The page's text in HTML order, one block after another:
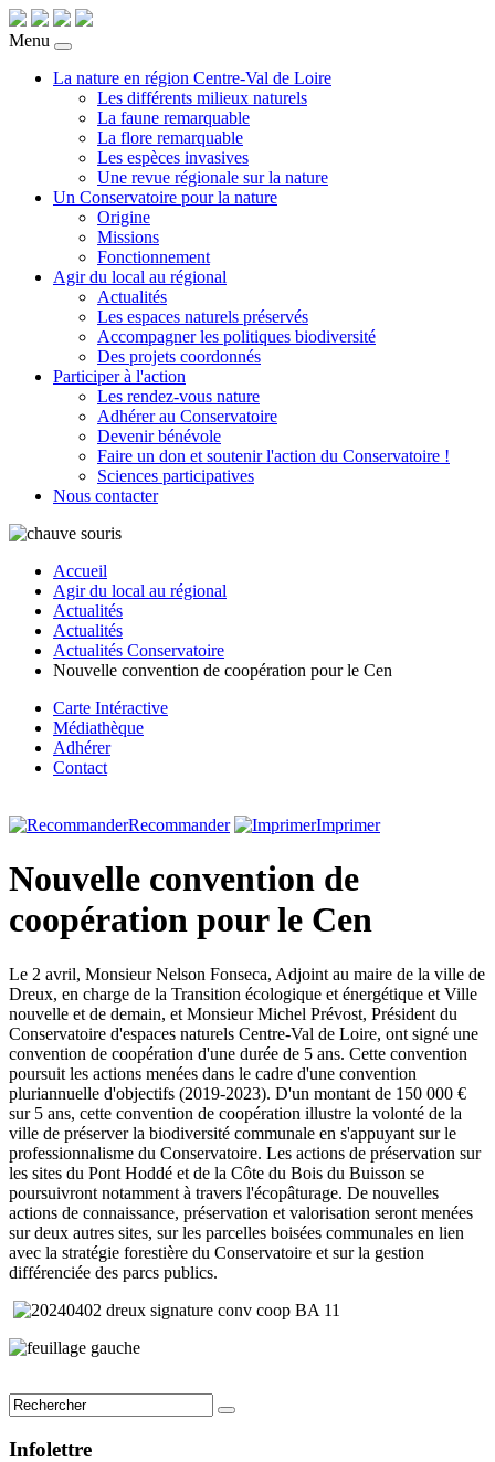
Menu
La nature en région Centre-Val de Loire
Les différents milieux naturels
La faune remarquable
La flore remarquable
Les espèces invasives
Une revue régionale sur la nature
Un Conservatoire pour la nature
Origine
Missions
Fonctionnement
Agir du local au régional
Actualités
Les espaces naturels préservés
Accompagner les politiques biodiversité
Des projets coordonnés
Participer à l'action
Les rendez-vous nature
Adhérer au Conservatoire
Devenir bénévole
Faire un don et soutenir l'action du Conservatoire !
Sciences participatives
Nous contacter
Accueil
Agir du local au régional
Actualités
Actualités
Actualités Conservatoire
Nouvelle convention de coopération pour le Cen
Carte Intéractive
Médiathèque
Adhérer
Contact
Recommander Imprimer
Nouvelle convention de
coopération pour le Cen
Le 2 avril, Monsieur Nelson Fonseca, Adjoint au maire de la ville de
Dreux, en charge de la Transition écologique et énergétique et Ville
nouvelle et de demain, et Monsieur Michel Prévost, Président du
Conservatoire d'espaces naturels Centre-Val de Loire, ont signé une
convention de coopération d'une durée de 5 ans. Cette convention
poursuit les actions menées dans le cadre d'une convention
pluriannuelle d'objectifs (2019-2023). D'un montant de 150 000 €
sur 5 ans, cette convention de coopération illustre la volonté de la
ville de préserver la biodiversité communale en s'appuyant sur le
professionnalisme du Conservatoire. Les actions de préservation sur
les sites du Pont Hoddé et de la Côte du Bois du Buisson se
poursuivront notamment à travers l'écopâturage. De nouvelles
actions de connaissance, préservation et valorisation seront menées
sur deux autres sites, sur les parcelles boisées communales en lien
avec la stratégie forestière du Conservatoire et sur la gestion
différenciée des parcs publics.
Infolettre